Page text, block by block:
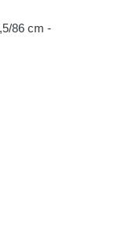
86 cm -